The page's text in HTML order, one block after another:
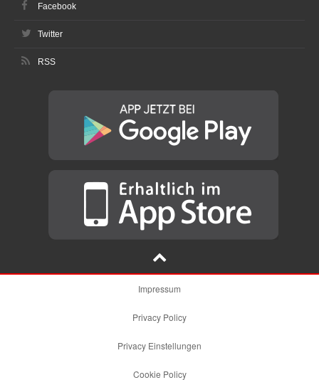
Facebook
Twitter
RSS
Impressum
Privacy Policy
Privacy Einstellungen
Cookie Policy